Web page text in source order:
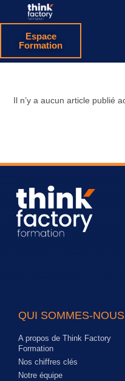
Espace
Formation
Il n’y a aucun article publié
QUI SOMMES-NOUS
A propos de Think Factory
Formation
Nos chiffres clés
Notre équipe